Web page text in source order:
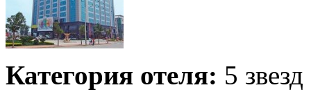
Категория отеля: 5 звезд